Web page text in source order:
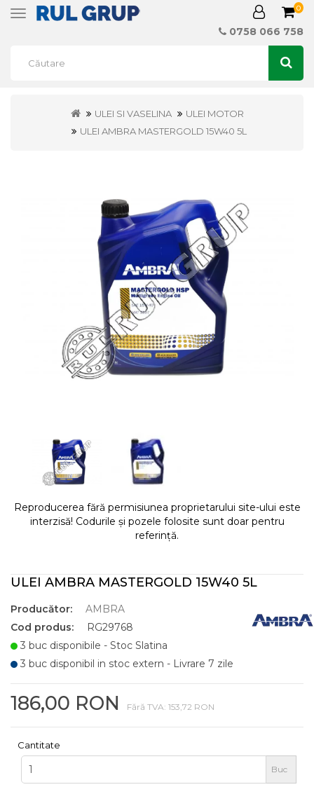
Toggle
0
0758 066 758
ULEI SI VASELINA
ULEI MOTOR
ULEI AMBRA MASTERGOLD 15W40 5L
Reproducerea fără permisiunea proprietarului site-ului este
interzisă! Codurile și pozele folosite sunt doar pentru
referință.
ULEI AMBRA MASTERGOLD 15W40 5L
Producător:
AMBRA
Cod produs:
RG29768
3 buc disponibile - Stoc Slatina
3 buc disponibil in stoc extern - Livrare 7 zile
186,00 RON Fără TVA: 153,72 RON
Cantitate
Buc